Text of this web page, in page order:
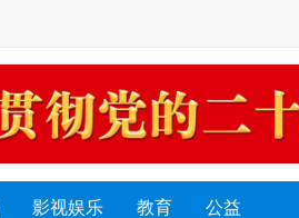
影视娱乐 教育 公益